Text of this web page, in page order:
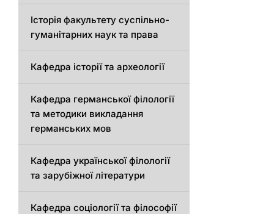
Історія факультету суспільно-
гуманітарних наук та права
Кафедра історії та археології
Кафедрa германської філології
та методики викладання
германських мов
Кафедра української філології
та зарубіжної літератури
Кафедра соціології та філософії